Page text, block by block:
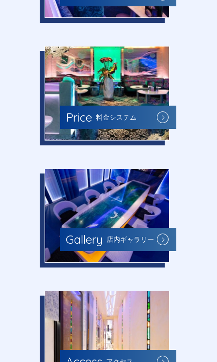
Price 料金システム
Gallery 店内ギャラリー